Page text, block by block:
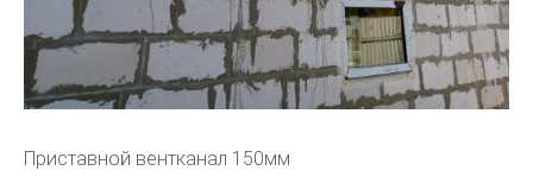
Приставной вентканал 150мм